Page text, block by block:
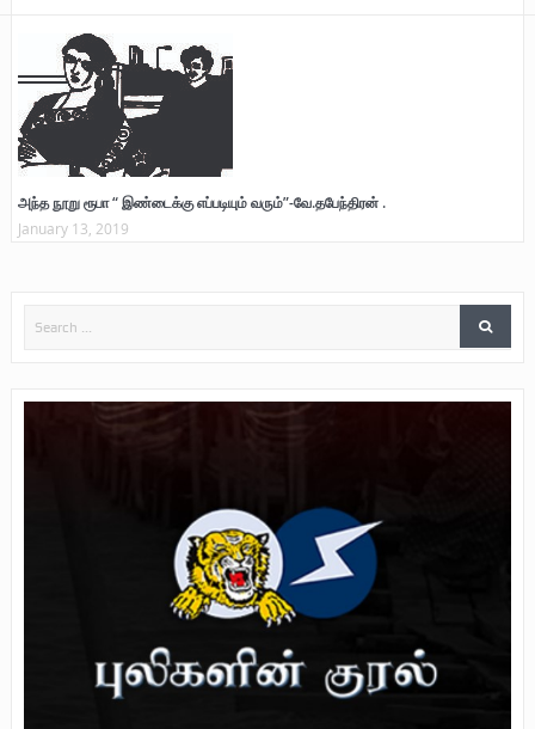
அந்த நூறு ரூபா “ இண்டைக்கு எப்படியும் வரும்”-வே.தபேந்திரன் .
January 13, 2019